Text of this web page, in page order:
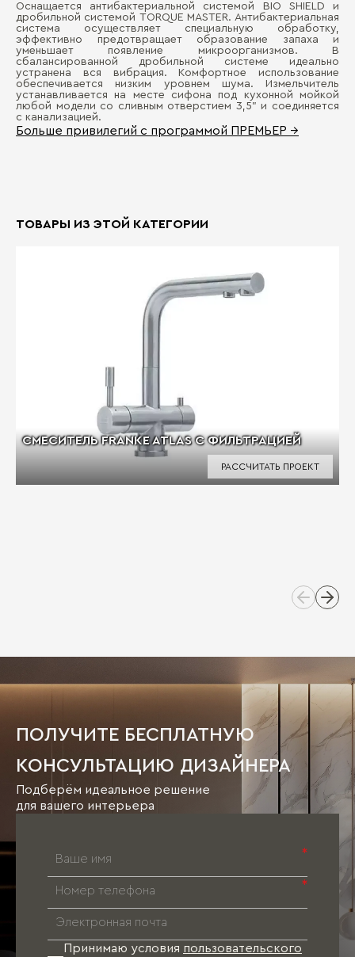
Оснащается антибактериальной системой BIO SHIELD и
дробильной системой TORQUE MASTER. Антибактериальная
система осуществляет специальную обработку,
эффективно предотвращает образование запаха и
уменьшает появление микроорганизмов. В
сбалансированной дробильной системе идеально
устранена вся вибрация. Комфортное использование
обеспечивается низким уровнем шума. Измельчитель
устанавливается на месте сифона под кухонной мойкой
любой модели со сливным отверстием 3,5" и соединяется
с канализацией.
Больше привилегий с программой ПРЕМЬЕР →
ТОВАРЫ ИЗ ЭТОЙ КАТЕГОРИИ
СМЕСИТЕЛЬ FRANKE ATLAS С ФИЛЬТРАЦИЕЙ
РАССЧИТАТЬ ПРОЕКТ
ПОЛУЧИТЕ БЕСПЛАТНУЮ
КОНСУЛЬТАЦИЮ ДИЗАЙНЕРА
Подберём идеальное решение
для вашего интерьера
*
*
Принимаю условия пользовательского